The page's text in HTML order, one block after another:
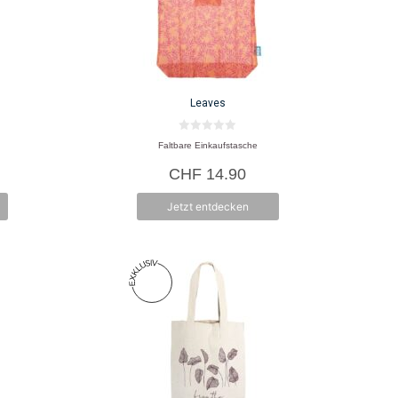
Leaves
v
n
5
Faltbare Einkaufstasche
CHF 14.90
Jetzt entdecken